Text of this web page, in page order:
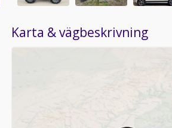
Karta & vägbeskrivning